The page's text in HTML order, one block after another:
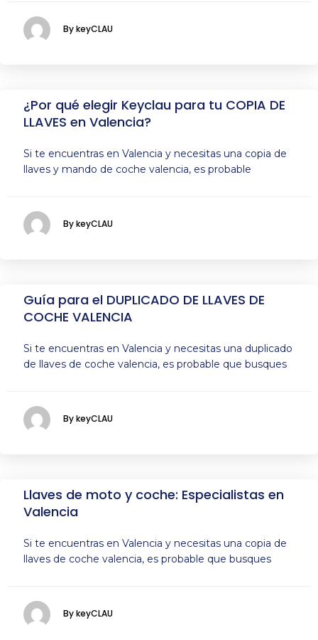
By keyCLAU
¿Por qué elegir Keyclau para tu COPIA DE
LLAVES en Valencia?
Si te encuentras en Valencia y necesitas una copia de
llaves y mando de coche valencia, es probable
By keyCLAU
Guía para el DUPLICADO DE LLAVES DE
COCHE VALENCIA
Si te encuentras en Valencia y necesitas una duplicado
de llaves de coche valencia, es probable que busques
By keyCLAU
Llaves de moto y coche: Especialistas en
Valencia
Si te encuentras en Valencia y necesitas una copia de
llaves de coche valencia, es probable que busques
By keyCLAU